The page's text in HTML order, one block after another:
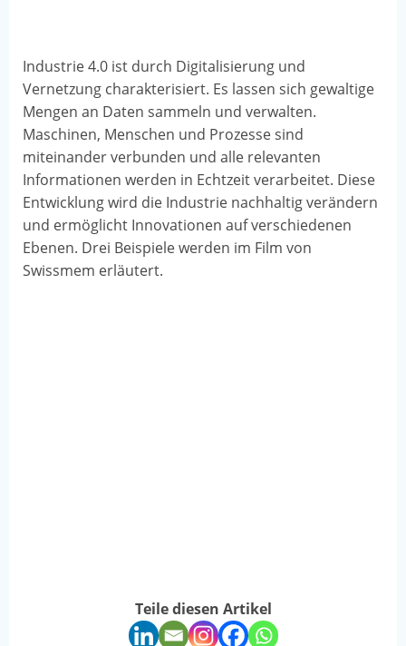
Industrie 4.0 ist durch Digitalisierung und
Vernetzung charakterisiert. Es lassen sich gewaltige
Mengen an Daten sammeln und verwalten.
Maschinen, Menschen und Prozesse sind
miteinander verbunden und alle relevanten
Informationen werden in Echtzeit verarbeitet. Diese
Entwicklung wird die Industrie nachhaltig verändern
und ermöglicht Innovationen auf verschiedenen
Ebenen. Drei Beispiele werden im Film von
Swissmem erläutert.
Teile diesen Artikel